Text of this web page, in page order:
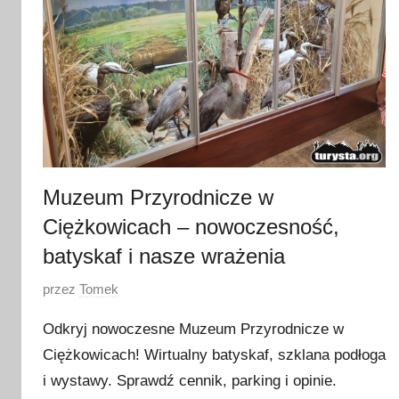
Muzeum Przyrodnicze w
Ciężkowicach – nowoczesność,
batyskaf i nasze wrażenia
O
u
b
l
przez Tomek
Odkryj nowoczesne Muzeum Przyrodnicze w
Ciężkowicach! Wirtualny batyskaf, szklana podłoga
i wystawy. Sprawdź cennik, parking i opinie.